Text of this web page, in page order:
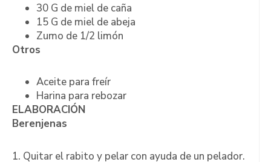
30 G de miel de caña
15 G de miel de abeja
Zumo de 1/2 limón
Otros
Aceite para freír
Harina para rebozar
ELABORACIÓN
Berenjenas
1. Quitar el rabito y pelar con ayuda de un pelador.